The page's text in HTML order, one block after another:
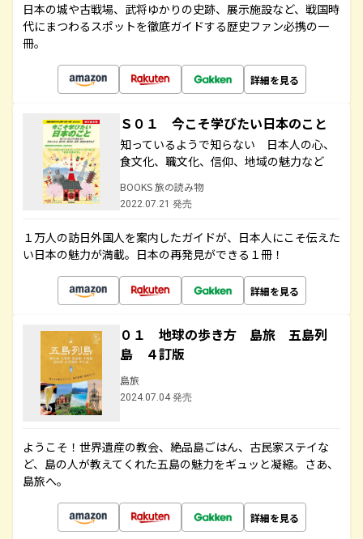
日本の城や古戦場、武将ゆかりの史跡、展示施設など、戦国時
代にまつわるスポットを徹底ガイドする歴史ファン必携の一
冊。
詳細を見る
Ｓ０１ 今こそ学びたい日本のこと
知っているようで知らない 日本人の心、
食文化、職文化、信仰、地域の魅力など
BOOKS 旅の読み物
2022.07.21 発売
１万人の訪日外国人を案内したガイドが、日本人にこそ伝えた
い日本の魅力が満載。日本の再発見ができる１冊！
詳細を見る
０１ 地球の歩き方 島旅 五島列
島 ４訂版
島旅
2024.07.04 発売
ようこそ！世界遺産の教会、絶品島ごはん、古民家ステイな
ど、島の人が教えてくれた五島の魅力をギュッと凝縮。さあ、
島旅へ。
詳細を見る